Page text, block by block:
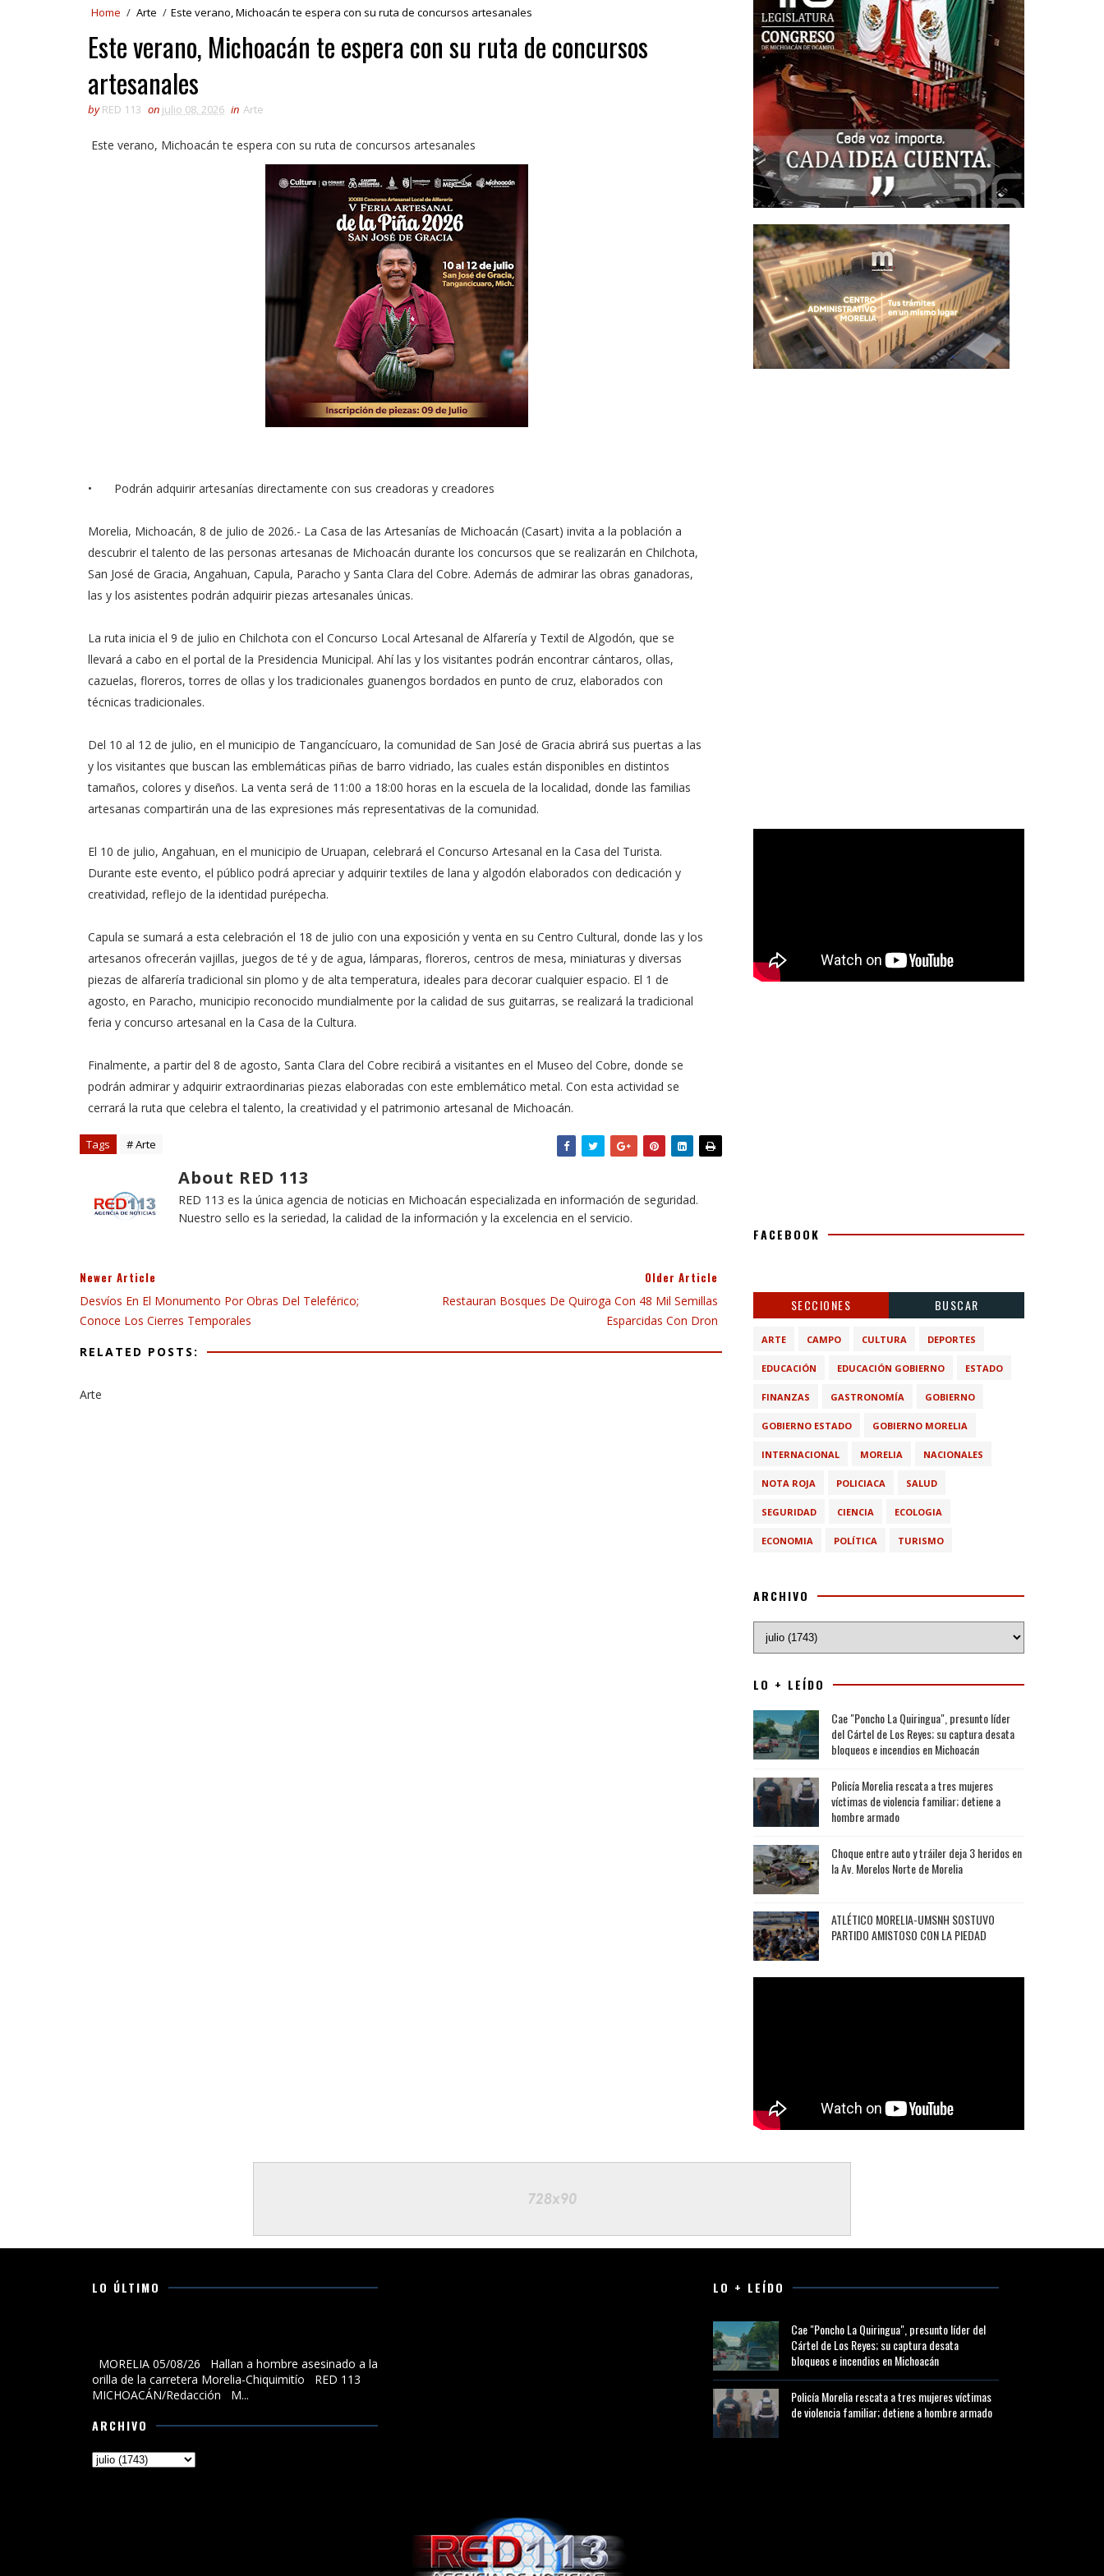
Home / Arte / Este verano, Michoacán te espera con su ruta de concursos artesanales
Este verano, Michoacán te espera con su ruta de concursos
artesanales
by RED 113 on julio 08, 2026 in Arte
Este verano, Michoacán te espera con su ruta de concursos artesanales
• Podrán adquirir artesanías directamente con sus creadoras y creadores
Morelia, Michoacán, 8 de julio de 2026.- La Casa de las Artesanías de Michoacán (Casart) invita a la población a
descubrir el talento de las personas artesanas de Michoacán durante los concursos que se realizarán en Chilchota,
San José de Gracia, Angahuan, Capula, Paracho y Santa Clara del Cobre. Además de admirar las obras ganadoras,
las y los asistentes podrán adquirir piezas artesanales únicas.
La ruta inicia el 9 de julio en Chilchota con el Concurso Local Artesanal de Alfarería y Textil de Algodón, que se
llevará a cabo en el portal de la Presidencia Municipal. Ahí las y los visitantes podrán encontrar cántaros, ollas,
cazuelas, floreros, torres de ollas y los tradicionales guanengos bordados en punto de cruz, elaborados con
técnicas tradicionales.
Del 10 al 12 de julio, en el municipio de Tangancícuaro, la comunidad de San José de Gracia abrirá sus puertas a las
y los visitantes que buscan las emblemáticas piñas de barro vidriado, las cuales están disponibles en distintos
tamaños, colores y diseños. La venta será de 11:00 a 18:00 horas en la escuela de la localidad, donde las familias
artesanas compartirán una de las expresiones más representativas de la comunidad.
El 10 de julio, Angahuan, en el municipio de Uruapan, celebrará el Concurso Artesanal en la Casa del Turista.
Durante este evento, el público podrá apreciar y adquirir textiles de lana y algodón elaborados con dedicación y
creatividad, reflejo de la identidad purépecha.
Capula se sumará a esta celebración el 18 de julio con una exposición y venta en su Centro Cultural, donde las y los
artesanos ofrecerán vajillas, juegos de té y de agua, lámparas, floreros, centros de mesa, miniaturas y diversas
piezas de alfarería tradicional sin plomo y de alta temperatura, ideales para decorar cualquier espacio. El 1 de
agosto, en Paracho, municipio reconocido mundialmente por la calidad de sus guitarras, se realizará la tradicional
feria y concurso artesanal en la Casa de la Cultura.
Finalmente, a partir del 8 de agosto, Santa Clara del Cobre recibirá a visitantes en el Museo del Cobre, donde se
podrán admirar y adquirir extraordinarias piezas elaboradas con este emblemático metal. Con esta actividad se
cerrará la ruta que celebra el talento, la creatividad y el patrimonio artesanal de Michoacán.
Tags # Arte
About RED 113
RED 113 es la única agencia de noticias en Michoacán especializada en información de seguridad.
Nuestro sello es la seriedad, la calidad de la información y la excelencia en el servicio.
Newer Article
Desvíos En El Monumento Por Obras Del Teleférico;
Conoce Los Cierres Temporales
Older Article
Restauran Bosques De Quiroga Con 48 Mil Semillas
Esparcidas Con Dron
RELATED POSTS:
Arte
FACEBOOK
SECCIONES BUSCAR
ARTE CAMPO CULTURA DEPORTES
EDUCACIÓN EDUCACIÓN GOBIERNO ESTADO
FINANZAS GASTRONOMÍA GOBIERNO
GOBIERNO ESTADO GOBIERNO MORELIA
INTERNACIONAL MORELIA NACIONALES
NOTA ROJA POLICIACA SALUD
SEGURIDAD CIENCIA ECOLOGIA
ECONOMIA POLÍTICA TURISMO
ARCHIVO
LO + LEÍDO
Cae "Poncho La Quiringua", presunto líder
del Cártel de Los Reyes; su captura desata
bloqueos e incendios en Michoacán
Policía Morelia rescata a tres mujeres
víctimas de violencia familiar; detiene a
hombre armado
Choque entre auto y tráiler deja 3 heridos en
la Av. Morelos Norte de Morelia
ATLÉTICO MORELIA-UMSNH SOSTUVO
PARTIDO AMISTOSO CON LA PIEDAD
LO ÚLTIMO
MORELIA 05/08/26 Hallan a hombre asesinado a la
orilla de la carretera Morelia-Chiquimitío RED 113
MICHOACÁN/Redacción M...
ARCHIVO
LO + LEÍDO
Cae "Poncho La Quiringua", presunto líder del
Cártel de Los Reyes; su captura desata
bloqueos e incendios en Michoacán
Policía Morelia rescata a tres mujeres víctimas
de violencia familiar; detiene a hombre armado